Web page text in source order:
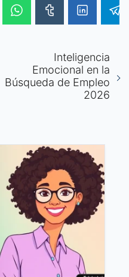
Inteligencia
Emocional en la
Búsqueda de Empleo
2026